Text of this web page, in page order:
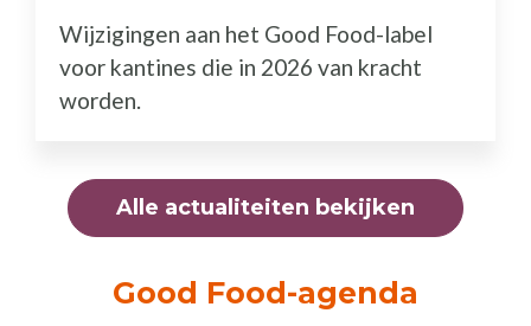
Wijzigingen aan het Good Food-label
voor kantines die in 2026 van kracht
worden.
Alle actualiteiten bekijken
Good Food-agenda